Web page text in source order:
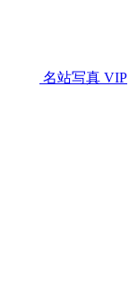
名站写真 VIP